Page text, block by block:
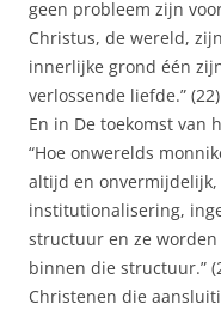
geen probleem zijn
Christus, de wereld,
innerlijke grond één
verlossende liefde.” (22)
En in De toekomst van
“Hoe onwerelds
altijd en
institutionalisering,
structuur en ze
binnen die structuur.”
Christenen die